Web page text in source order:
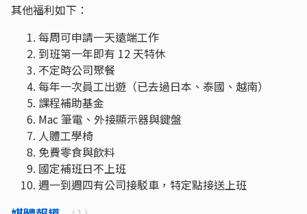
其他福利如下：
每周可申請一天遠端工作
到班第一年即有 12 天特休
不定時公司聚餐
每年一次員工出遊（已去過日本、泰國、越南）
課程補助基金
Mac 筆電、外接顯示器與鍵盤
人體工學椅
免費零食與飲料
國定補班日不上班
週一到週四有公司接駁車，特定點接送上班